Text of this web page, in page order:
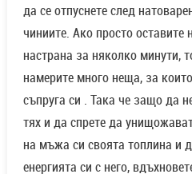
да се отпуснете след
чиниите. Ако просто оставите
настрана за няколко минути,
намерите много неща, за
съпруга си . Така че защо да
тях и да спрете да
на мъжа си своята топлина и
енергията си с него,